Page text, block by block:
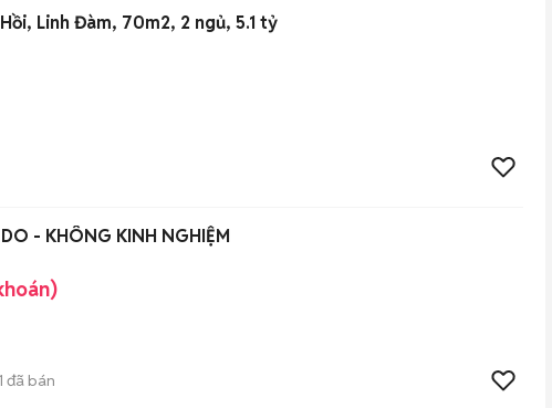
Linh Đàm, 70m2, 2 ngủ, 5.1 tỷ
- KHÔNG KINH NGHIỆM
1 đã bán